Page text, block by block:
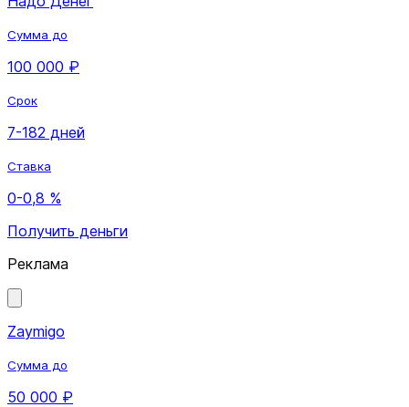
Сумма до
100 000 ₽
Срок
7-182 дней
Ставка
0-0,8 %
Получить деньги
Реклама
Zaymigo
Сумма до
50 000 ₽